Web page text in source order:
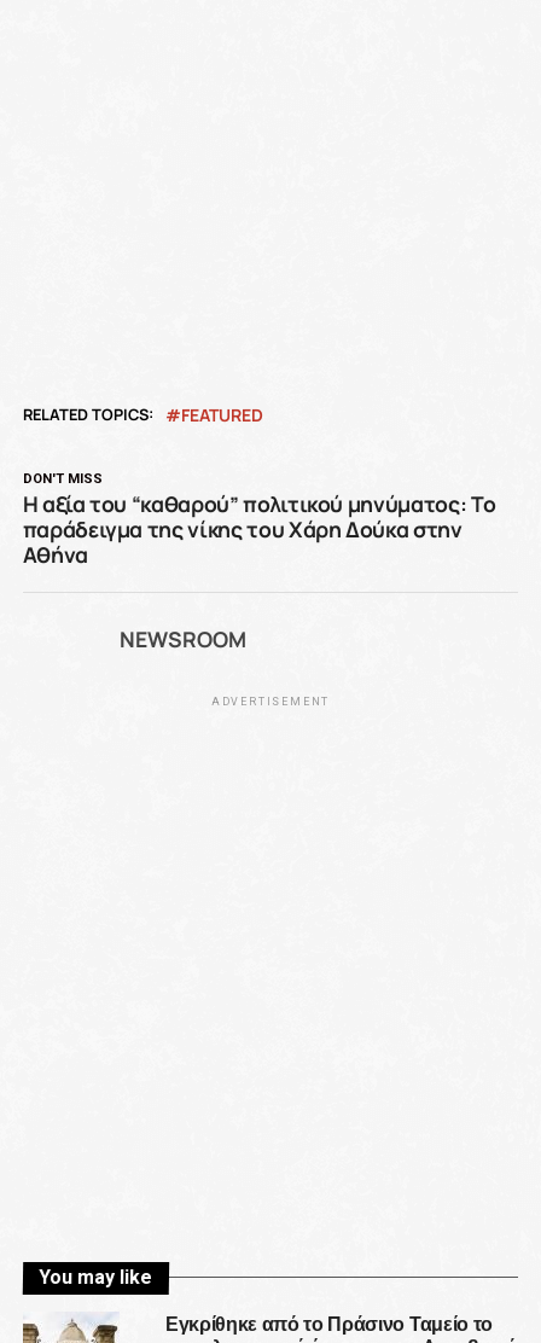
RELATED TOPICS: FEATURED
DON'T MISS
Η αξία του “καθαρού” πολιτικού μηνύματος: Το
παράδειγμα της νίκης του Χάρη Δούκα στην
Αθήνα
NEWSROOM
ADVERTISEMENT
You may like
Εγκρίθηκε από το Πράσινο Ταμείο το